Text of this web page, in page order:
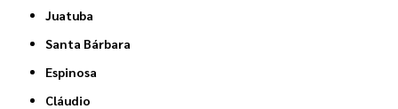
Juatuba
Santa Bárbara
Espinosa
Cláudio